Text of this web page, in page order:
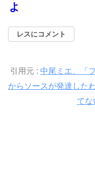
よ
レスにコメント
引用元 : 中尾ミエ、「
からソースが発達した
て